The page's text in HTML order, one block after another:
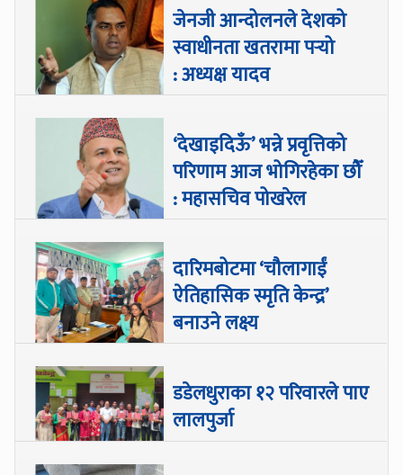
जेनजी आन्दोलनले देशको
स्वाधीनता खतरामा पर्‍यो
: अध्यक्ष यादव
‘देखाइदिऊँ’ भन्ने प्रवृत्तिको
परिणाम आज भोगिरहेका छौँ
: महासचिव पोखरेल
दारिमबोटमा ‘चौलागाईं
ऐतिहासिक स्मृति केन्द्र’
बनाउने लक्ष्य
डडेलधुराका १२ परिवारले पाए
लालपुर्जा